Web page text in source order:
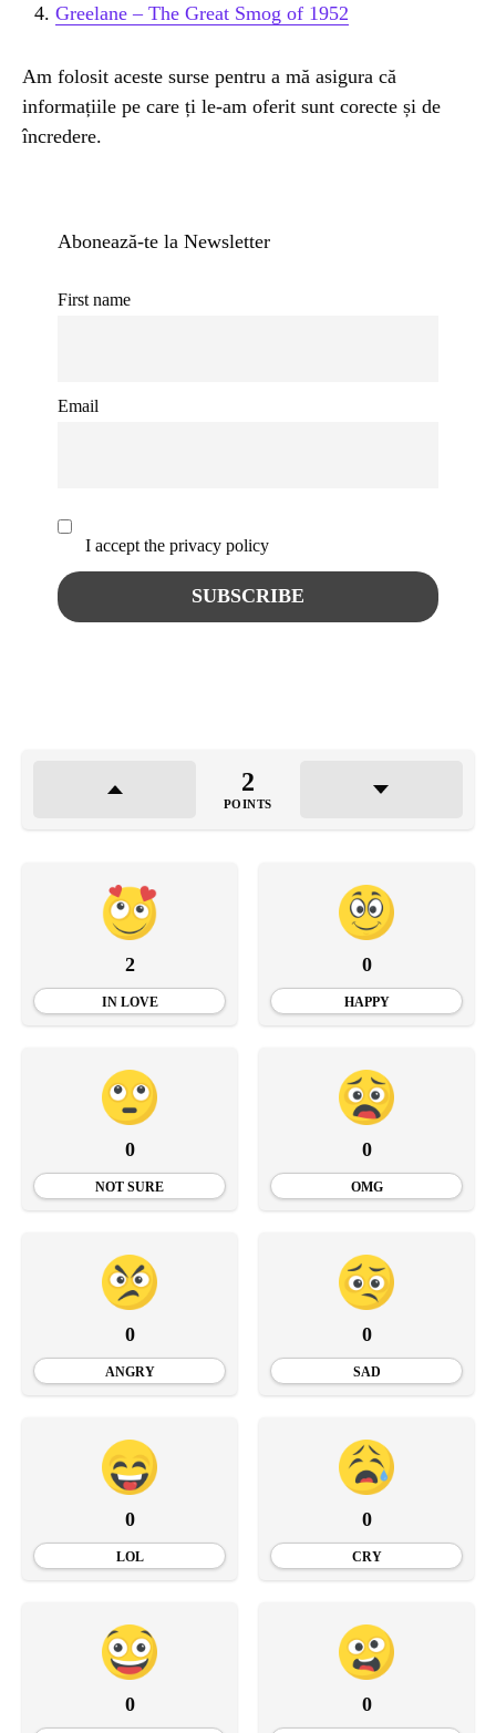
Greelane – The Great Smog of 1952
Am folosit aceste surse pentru a mă asigura că
informațiile pe care ți le-am oferit sunt corecte și de
încredere.
Abonează-te la Newsletter
First name
Email
I accept the privacy policy
2
POINTS
2
IN LOVE
0
HAPPY
0
NOT SURE
0
OMG
0
ANGRY
0
SAD
0
LOL
0
CRY
0 0